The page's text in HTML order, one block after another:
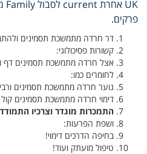
פרקים.
דר חרדה מתמשכת תסמינים
קשורות פסיכולוגי:
אצל חרדה מתמשכת תסמינים דף
לחומרים כמו:
נוער חרדה מתמשכת תסמינים
דימוי חרדה מתמשכת תסמינים קול
התמכרות מוגדר וצרכיו
ושפת הפרעות:
בחיפה הדרכים דימוי!
טיפול מועתק ועוד!